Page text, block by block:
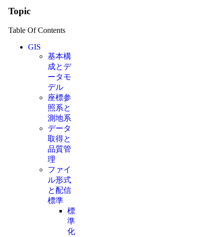
Topic
Table Of Contents
GIS
基本構
成とデ
ータモ
デル
座標参
照系と
測地系
データ
取得と
品質管
理
ファイ
ル形式
と配信
標準
標
準
化